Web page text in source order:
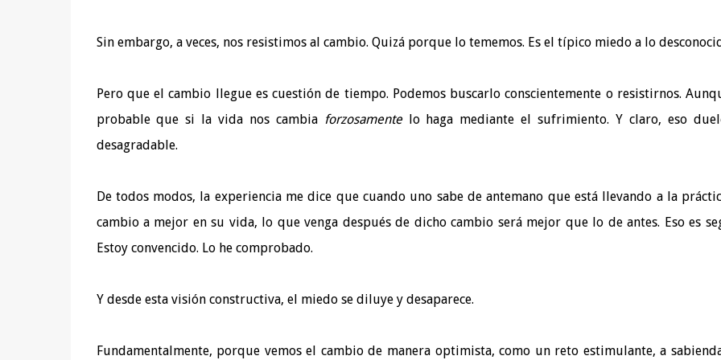
Sin embargo, a veces, nos resistimos al cambio. Quizá porque lo tememos. Es el típico miedo a lo
Pero que el cambio llegue es cuestión de tiempo. Podemos buscarlo conscientemente o resistirnos.
probable que si la vida nos cambia forzosamente lo haga mediante el sufrimiento. Y claro, eso
desagradable.
De todos modos, la experiencia me dice que cuando uno sabe de antemano que está llevando a la
cambio a mejor en su vida, lo que venga después de dicho cambio será mejor que lo de antes. Eso es
Estoy convencido. Lo he comprobado.
Y desde esta visión constructiva, el miedo se diluye y desaparece.
Fundamentalmente, porque vemos el cambio de manera optimista, como un reto estimulante, a